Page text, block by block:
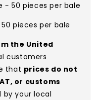
- 50 pieces per bale
pieces per bale
the United
customers
that prices do not
or customs
by your local